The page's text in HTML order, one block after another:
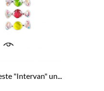
"Intervan" un...